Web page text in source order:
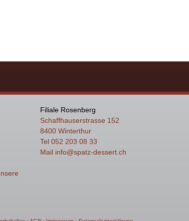
Filiale Rosenberg
Schaffhauserstrasse 152
8400 Winterthur
Tel 052 203 08 33
Mail info@spatz-dessert.ch